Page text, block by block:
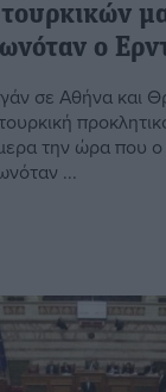
ο
σε Αθήνα και
την ώρα που
...